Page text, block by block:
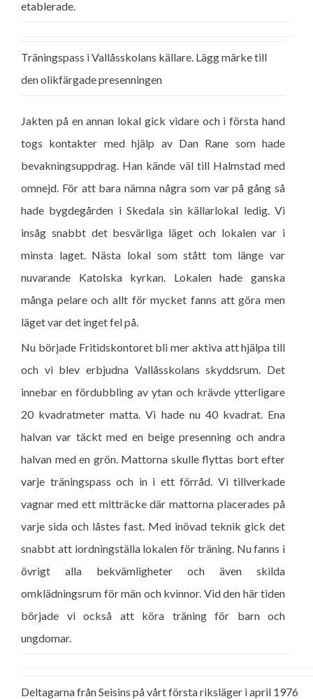
etablerade.
Träningspass i Vallåsskolans källare. Lägg märke till
den olikfärgade presenningen
Jakten på en annan lokal gick vidare och i första hand
togs kontakter med hjälp av Dan Rane som hade
bevakningsuppdrag. Han kände väl till Halmstad med
omnejd. För att bara nämna några som var på gång så
hade bygdegården i Skedala sin källarlokal ledig. Vi
insåg snabbt det besvärliga läget och lokalen var i
minsta laget. Nästa lokal som stått tom länge var
nuvarande Katolska kyrkan. Lokalen hade ganska
många pelare och allt för mycket fanns att göra men
läget var det inget fel på.
Nu började Fritidskontoret bli mer aktiva att hjälpa till
och vi blev erbjudna Vallåsskolans skyddsrum. Det
innebar en fördubbling av ytan och krävde ytterligare
20 kvadratmeter matta. Vi hade nu 40 kvadrat. Ena
halvan var täckt med en beige presenning och andra
halvan med en grön. Mattorna skulle flyttas bort efter
varje träningspass och in i ett förråd. Vi tillverkade
vagnar med ett mitträcke där mattorna placerades på
varje sida och låstes fast. Med inövad teknik gick det
snabbt att iordningställa lokalen för träning. Nu fanns i
övrigt alla bekvämligheter och även skilda
omklädningsrum för män och kvinnor. Vid den här tiden
började vi också att köra träning för barn och
ungdomar.
Deltagarna från Seisins på vårt första riksläger i april 1976